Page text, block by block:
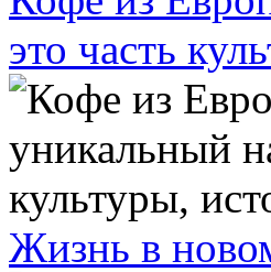
это часть
Жизнь в